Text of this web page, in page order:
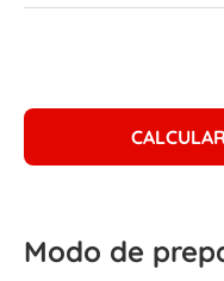
Modo de